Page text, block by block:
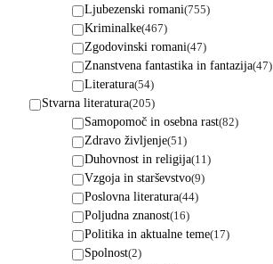
Ljubezenski romani(755)
Kriminalke(467)
Zgodovinski romani(47)
Znanstvena fantastika in fantazija(47)
Literatura(54)
Stvarna literatura(205)
Samopomoč in osebna rast(82)
Zdravo življenje(51)
Duhovnost in religija(11)
Vzgoja in starševstvo(9)
Poslovna literatura(44)
Poljudna znanost(16)
Politika in aktualne teme(17)
Spolnost(2)